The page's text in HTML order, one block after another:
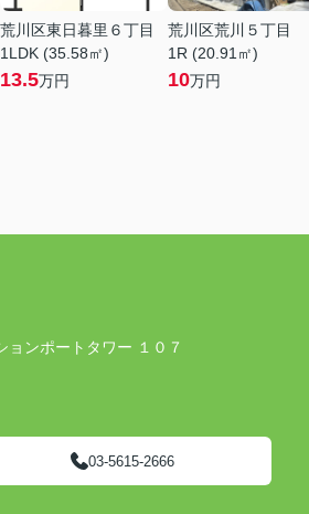
荒川区東日暮里６丁目
1LDK (35.58㎡)
13.5万円
荒川区荒川５丁目
1R (20.91㎡)
10万円
ンポートタワー １０７
03-5615-2666